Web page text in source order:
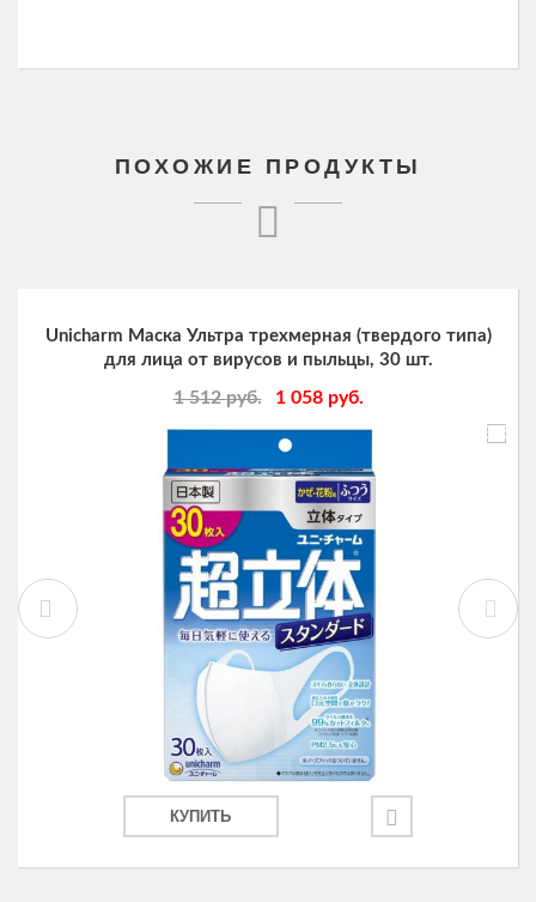
ПОХОЖИЕ ПРОДУКТЫ
Unicharm Маска Ультра трехмерная (твердого типа)
для лица от вирусов и пыльцы, 30 шт.
1 512руб. 1 058 руб.
-30%
КУПИТЬ